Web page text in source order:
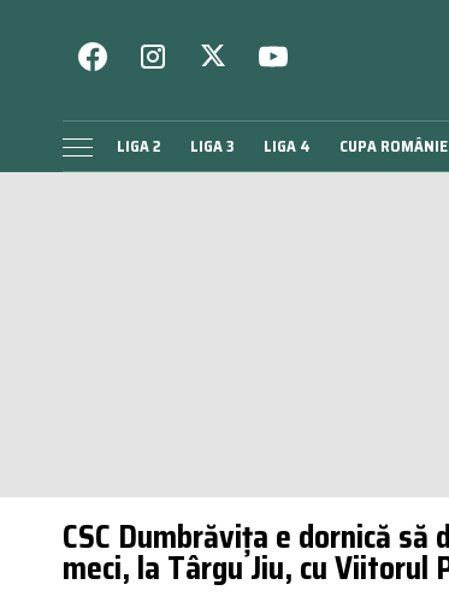
LIGA 2 LIGA 3 LIGA 4 CUPA
CSC Dumbrăvița e dornică
meci, la Târgu Jiu, cu Viitorul